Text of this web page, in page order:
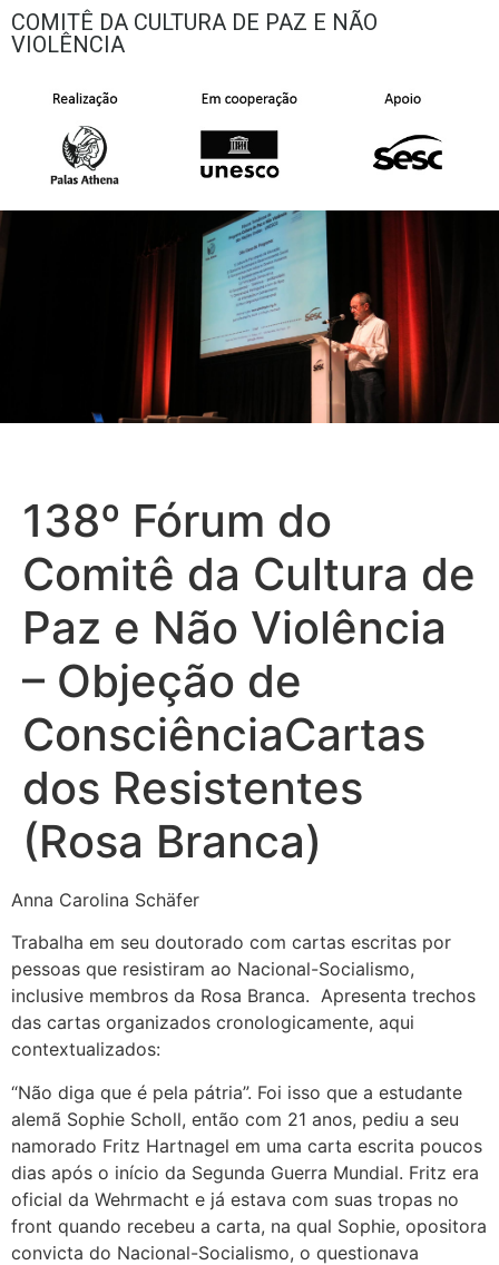
COMITÊ DA CULTURA DE PAZ E NÃO
VIOLÊNCIA
138º Fórum do
Comitê da Cultura de
Paz e Não Violência
– Objeção de
ConsciênciaCartas
dos Resistentes
(Rosa Branca)
Anna Carolina Schäfer
Trabalha em seu doutorado com cartas escritas por
pessoas que resistiram ao Nacional-Socialismo,
inclusive membros da Rosa Branca. Apresenta trechos
das cartas organizados cronologicamente, aqui
contextualizados:
“Não diga que é pela pátria”. Foi isso que a estudante
alemã Sophie Scholl, então com 21 anos, pediu a seu
namorado Fritz Hartnagel em uma carta escrita poucos
dias após o início da Segunda Guerra Mundial. Fritz era
oficial da Wehrmacht e já estava com suas tropas no
front quando recebeu a carta, na qual Sophie, opositora
convicta do Nacional-Socialismo, o questionava